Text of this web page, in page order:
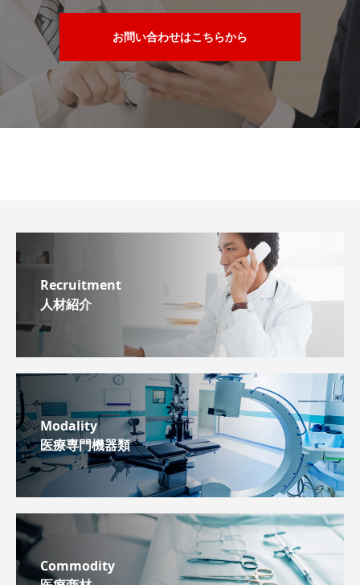
お問い合わせはこちらから
Recruitment
人材紹介
Modality
医療専門機器類
Commodity